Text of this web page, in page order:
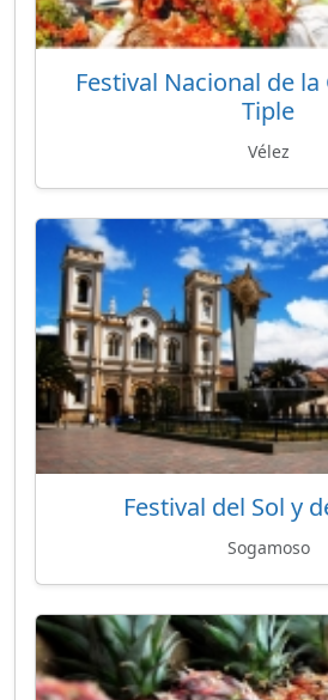
Festival Nacional de
Tiple
Vélez
Festival del Sol y
Sogamoso